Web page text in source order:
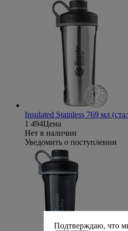
Insulated Stainless 769 мл
1 494Цена
Нет в наличии
Уведомить о поступлении
Подтверждаю, что